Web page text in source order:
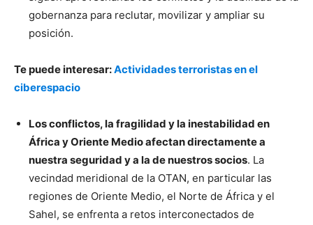
gobernanza para reclutar, movilizar y ampliar su
posición.
Te puede interesar:Actividades terroristas en el
ciberespacio
Los conflictos, la fragilidad y la inestabilidad en
África y Oriente Medio afectan directamente a
nuestra seguridad y a la de nuestros socios. La
vecindad meridional de la OTAN, en particular las
regiones de Oriente Medio, el Norte de África y el
Sahel, se enfrenta a retos interconectados de